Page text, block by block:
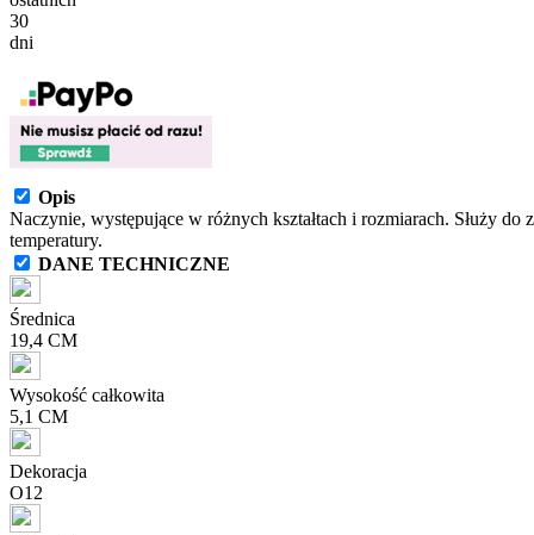
30
dni
Opis
Naczynie, występujące w różnych kształtach i rozmiarach. Służy
temperatury.
DANE TECHNICZNE
Średnica
19,4 CM
Wysokość całkowita
5,1 CM
Dekoracja
O12